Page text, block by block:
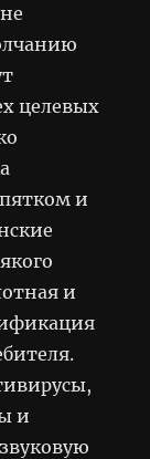
целевых
и
и
и